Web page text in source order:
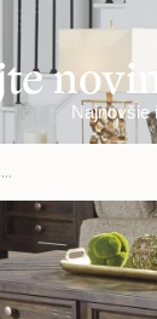
Najnovšie